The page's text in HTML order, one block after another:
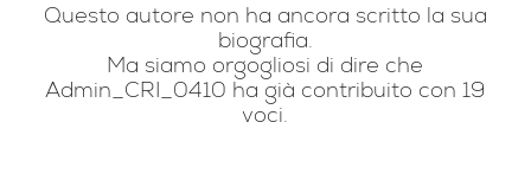
Questo autore non ha ancora scritto la sua
biografia.
Ma siamo orgogliosi di dire che
Admin_CRI_0410 ha già contribuito con 19
voci.